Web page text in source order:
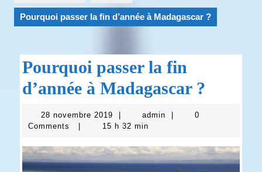
Pourquoi passer la fin d’année à Madagascar ?
Pourquoi passer la fin
d’année à Madagascar ?
28 novembre 201928
novembre
adminadmin
0
Comments
15 h 32 min